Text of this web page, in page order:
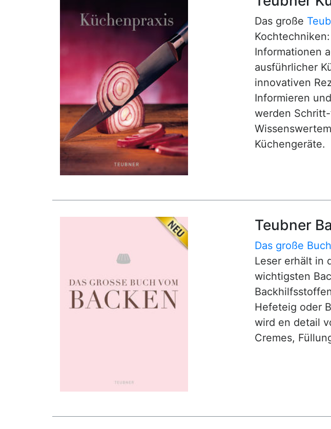
Das große
Informationen
ausführlicher
innovativen
Informieren
werden
Küchengeräte.
Teubner
Das große
Leser erhält in
wichtigsten
Hefeteig oder
wird en detail
Cremes,